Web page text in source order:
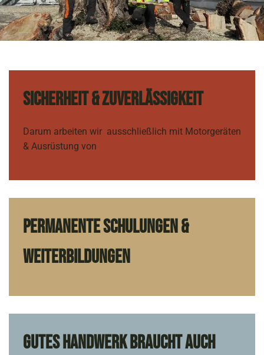
Sicherheit & Zuverlässigkeit
Darum arbeiten wir ausschließlich mit Motorgeräten
& Ausrüstung von
Permanente Schulungen &
Weiterbildungen
Gutes Handwerk braucht auch